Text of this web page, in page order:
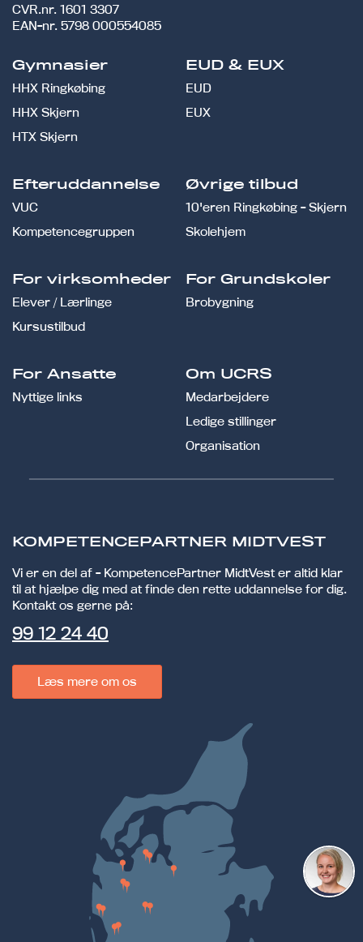
CVR.nr. 1601 3307
EAN-nr. 5798 000554085
Gymnasier
HHX Ringkøbing
HHX Skjern
HTX Skjern
EUD & EUX
EUD
EUX
Efteruddannelse
VUC
Kompetencegruppen
Øvrige tilbud
10'eren Ringkøbing - Skjern
Skolehjem
For virksomheder
Elever / Lærlinge
Kursustilbud
For Grundskoler
Brobygning
For Ansatte
Nyttige links
Om UCRS
Medarbejdere
Ledige stillinger
Organisation
KOMPETENCEPARTNER MIDTVEST
Vi er en del af - KompetencePartner MidtVest er altid klar
til at hjælpe dig med at finde den rette uddannelse for dig.
Kontakt os gerne på:
99 12 24 40
Læs mere om os